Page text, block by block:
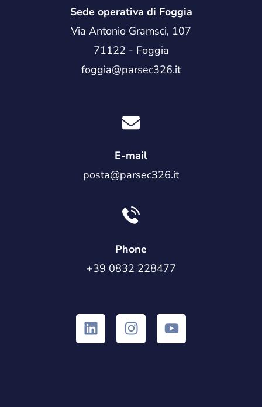
Sede operativa di Foggia
Via Antonio Gramsci, 107
71122 - Foggia
foggia@parsec326.it
E-mail
posta@parsec326.it
Phone
+39 0832 228477